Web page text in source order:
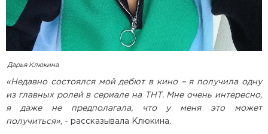
Дарья Клюкина
«Недавно состоялся мой дебют в кино – я получила одну
из главных ролей в сериале на ТНТ. Мне очень интересно,
я даже не предполагала, что у меня это может
получиться» , - рассказывала Клюкина.